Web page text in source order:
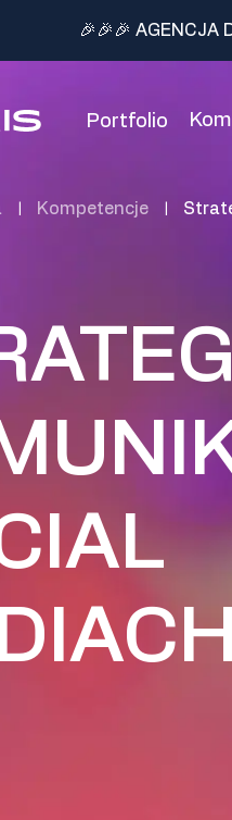
🎉🎉🎉 AGENCJA
Portfolio
Kompetencje